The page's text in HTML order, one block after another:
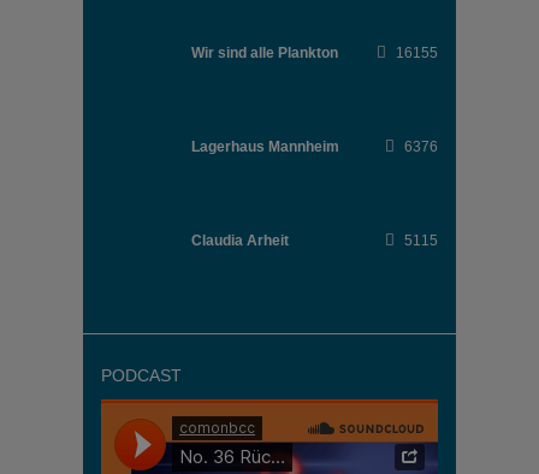
Wir sind alle Plankton 16155
Lagerhaus Mannheim 6376
Claudia Arheit 5115
PODCAST